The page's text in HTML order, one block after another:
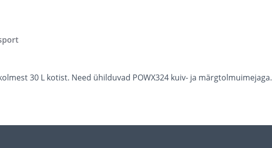
30 L kotist. Need ühilduvad POWX324 kuiv- ja märgtolmuimejaga.